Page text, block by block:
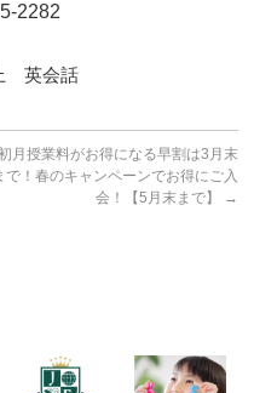
2282
英会話
月授業料がお得になる早割は3月末
で！春のキャンペーンでお得にご入
会！【5月末まで】
→